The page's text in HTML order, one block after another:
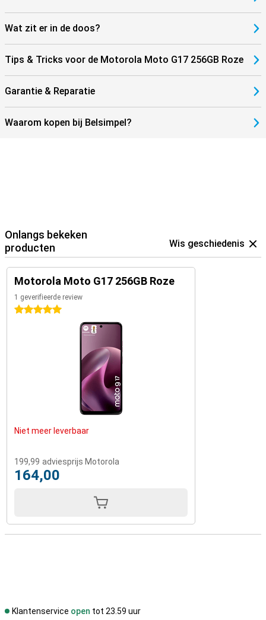
Wat zit er in de doos?
Tips & Tricks voor de Motorola Moto G17 256GB Roze
Garantie & Reparatie
Waarom kopen bij Belsimpel?
Onlangs bekeken
producten
Wis geschiedenis
Motorola Moto G17 256GB Roze
1 geverifieerde review
5 sterren
Niet meer leverbaar
199,99 adviesprijs Motorola
164,00
Klantenservice open tot 23.59 uur